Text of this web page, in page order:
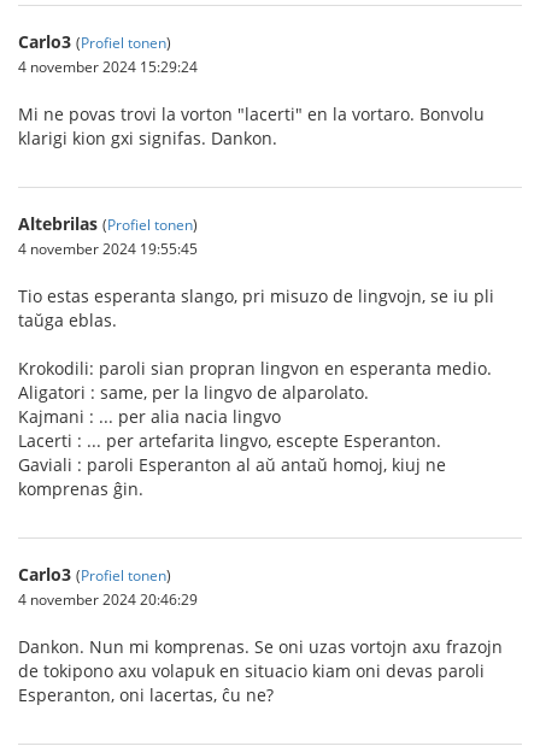
Carlo3 (Profiel tonen)
4 november 2024 15:29:24
Mi ne povas trovi la vorton "lacerti" en la vortaro. Bonvolu
klarigi kion gxi signifas. Dankon.
Altebrilas (Profiel tonen)
4 november 2024 19:55:45
Tio estas esperanta slango, pri misuzo de lingvojn, se iu pli
taŭga eblas.
Krokodili: paroli sian propran lingvon en esperanta medio.
Aligatori : same, per la lingvo de alparolato.
Kajmani : ... per alia nacia lingvo
Lacerti : ... per artefarita lingvo, escepte Esperanton.
Gaviali : paroli Esperanton al aŭ antaŭ homoj, kiuj ne
komprenas ĝin.
Carlo3 (Profiel tonen)
4 november 2024 20:46:29
Dankon. Nun mi komprenas. Se oni uzas vortojn axu frazojn
de tokipono axu volapuk en situacio kiam oni devas paroli
Esperanton, oni lacertas, ĉu ne?